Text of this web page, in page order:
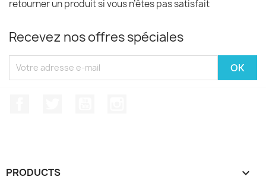
retourner un produit si vous n’êtes pas satisfait
Recevez nos offres spéciales
PRODUCTS 